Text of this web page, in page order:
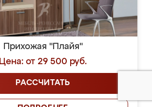
Прихожая "Плайя"
Цена: от 29 500 руб.
РАССЧИТАТЬ